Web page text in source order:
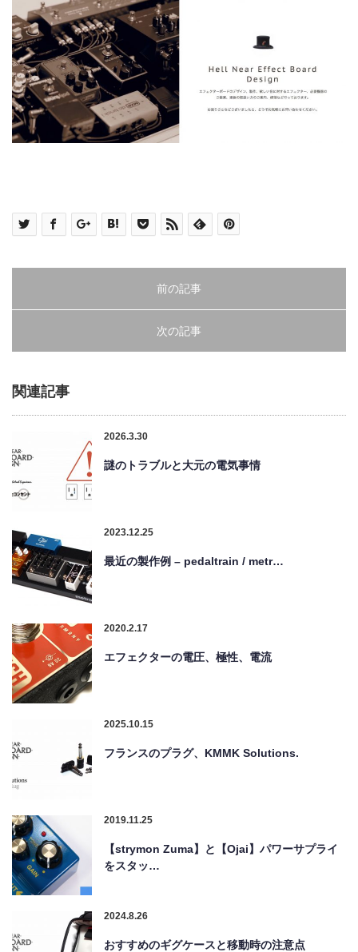
前の記事
次の記事
関連記事
2026.3.30
謎のトラブルと大元の電気事情
2023.12.25
最近の製作例 – pedaltrain / metr…
2020.2.17
エフェクターの電圧、極性、電流
2025.10.15
フランスのプラグ、KMMK Solutions.
2019.11.25
【strymon Zuma】と【Ojai】パワーサプライ
をスタッ…
2024.8.26
おすすめのギグケースと移動時の注意点